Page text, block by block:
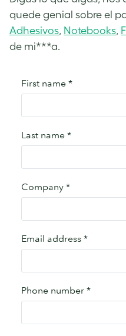
quede genial sobre el
Adhesivos, Notebooks,
de mi***a.